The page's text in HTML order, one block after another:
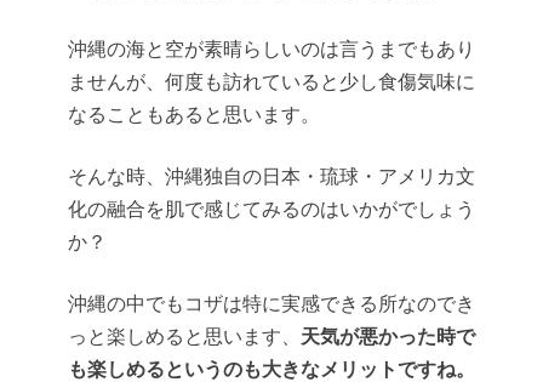
沖縄の海と空が素晴らしいのは言うまでもあり
ませんが、何度も訪れていると少し食傷気味に
なることもあると思います。
そんな時、 沖縄独自の日本・琉球・アメリカ文
化の融合を肌で感じてみるのはいかがでしょう
か？
沖縄の中でもコザは特に実感できる所なのでき
っと楽しめると思います、 天気が悪かった時で
も楽しめるというのも大きなメリットですね。